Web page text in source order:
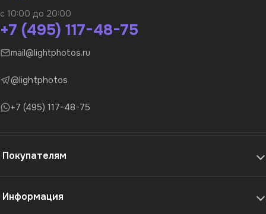
с 10:00 до 20:00
+7 (495) 117-48-75
mail@lightphotos.ru
@lightphotos
+7 (495) 117-48-75
Покупателям
Информация